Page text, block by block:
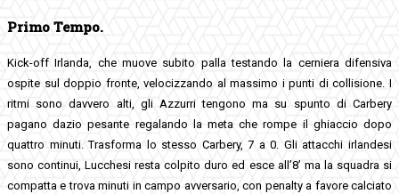
Primo Tempo.
Kick-off Irlanda, che muove subito palla testando la cerniera difensiva
ospite sul doppio fronte, velocizzando al massimo i punti di collisione. I
ritmi sono davvero alti, gli Azzurri tengono ma su spunto di Carbery
pagano dazio pesante regalando la meta che rompe il ghiaccio dopo
quattro minuti. Trasforma lo stesso Carbery, 7 a 0. Gli attacchi irlandesi
sono continui, Lucchesi resta colpito duro ed esce all’8’ ma la squadra si
compatta e trova minuti in campo avversario, con penalty a favore calciato